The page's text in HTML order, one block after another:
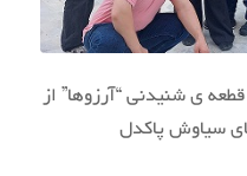
ی شنیدنی “آرزوها” از
سیاوش پاکدل